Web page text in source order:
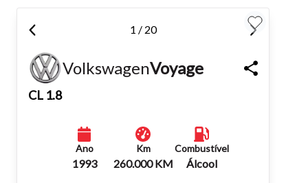
atalhos Ctrl+ (para aumentar) e Ctrl- (para diminuir) no seu
teclado.
Fechar
1 / 20
VolkswagenVoyage
CL 1.8
Ano
1993
Km
260.000 KM
Combustível
Álcool